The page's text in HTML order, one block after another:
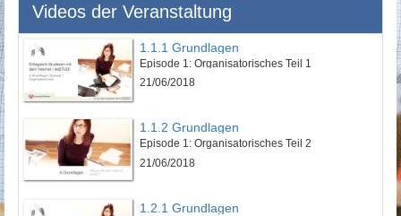
Videos der Veranstaltung
1.1.1 Grundlagen
Episode 1: Organisatorisches Teil 1
21/06/2018
1.1.2 Grundlagen
Episode 1: Organisatorisches Teil 2
21/06/2018
1.2.1 Grundlagen